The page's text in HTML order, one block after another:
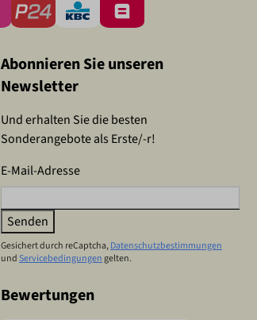
Abonnieren Sie unseren
Newsletter
Und erhalten Sie die besten
Sonderangebote als Erste/-r!
E-Mail-Adresse
Senden
Gesichert durch reCaptcha,Datenschutzbestimmungen
und Servicebedingungengelten.
Bewertungen